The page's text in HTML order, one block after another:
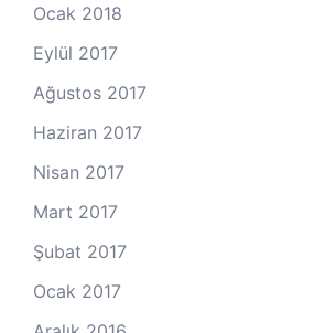
Ocak 2018
Eylül 2017
Ağustos 2017
Haziran 2017
Nisan 2017
Mart 2017
Şubat 2017
Ocak 2017